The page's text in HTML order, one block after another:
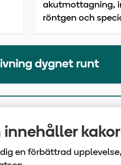
kakor
en förbättrad
akutmottagning,
röntgen och
dygnet runt